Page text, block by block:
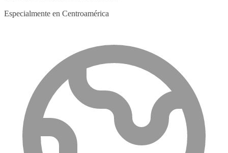
Especialmente en Centroamérica